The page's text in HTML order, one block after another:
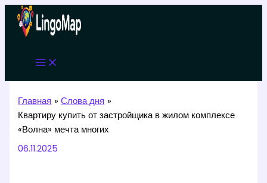
Перейти
содержимому
Главная
Слова дня
Квартиру купить от застройщика в жилом комплексе
«Волна» мечта многих
06.11.2025